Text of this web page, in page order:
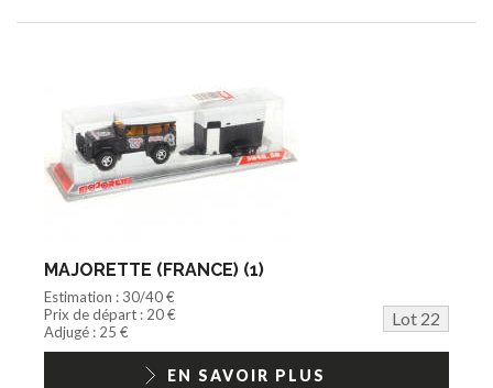
MAJORETTE (FRANCE) (1)
Estimation : 30/40 €
Prix de départ : 20 €
Lot 22
Adjugé : 25 €
EN SAVOIR PLUS